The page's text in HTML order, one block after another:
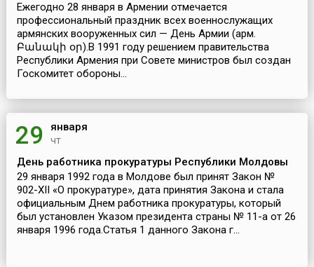
Ежегодно 28 января в Армении отмечается
профессиональный праздник всех военнослужащих
армянских вооруженных сил — День Армии (арм.
Բանակի օր).В 1991 году решением правительства
Республики Армения при Совете министров был создан
Госкомитет обороны...
29 января
чт
День работника прокуратуры Республики Молдовы
29 января 1992 года в Молдове был принят Закон №
902-XII «О прокуратуре», дата принятия Закона и стала
официальным Днем работника прокуратуры, который
был установлен Указом президента страны № 11-a от 26
января 1996 года.Статья 1 данного Закона г...